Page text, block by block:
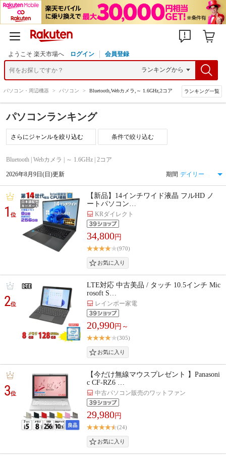
ようこそ 楽天市場へ ログイン 会員登録
パソコン・周辺機器 > パソコン > Bluetooth,Webカメラ,～ 1.6GHz,2コア ランキング一覧
パソコンランキング
条件で絞り込む
Bluetooth | Webカメラ | ～ 1.6GHz | 2コア
2026年8月9日(日)更新 期間
1位
【新品】14インチワイド液晶 フルHD ノ
ートパソコン…
KRダイレクト
34,800円
(970)
2位
LTE対応 中古美品 / タッチ 10.5インチ Mic
rosoft S…
レインボー家電
20,990円～
(305)
3位
【今だけ無線マウスプレゼント 】Panasoni
c CF-RZ6 …
中古パソコン販売のワットファン
29,980円
(24)